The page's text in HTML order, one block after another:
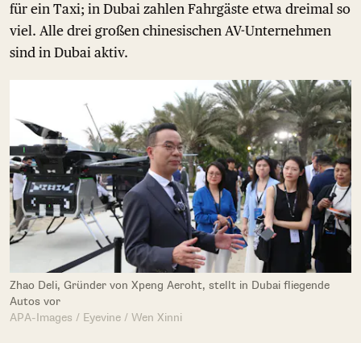
für ein Taxi; in Dubai zahlen Fahrgäste etwa dreimal so
viel. Alle drei großen chinesischen AV-Unternehmen
sind in Dubai aktiv.
Zhao Deli, Gründer von Xpeng Aeroht, stellt in Dubai fliegende
Autos vor
APA-Images / Eyevine / Wen Xinni